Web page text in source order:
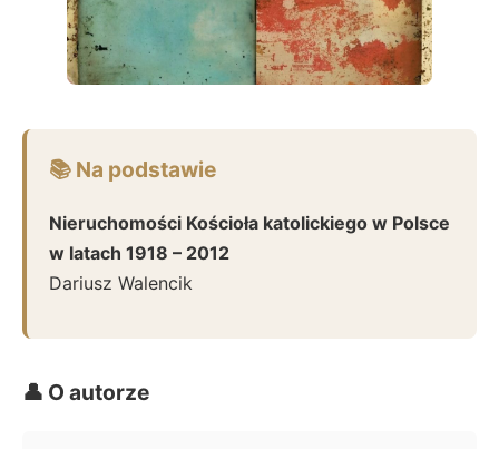
📚 Na podstawie
Nieruchomości Kościoła katolickiego w Polsce
w latach 1918 – 2012
Dariusz Walencik
👤 O autorze